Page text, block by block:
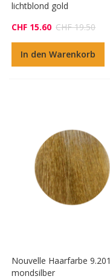
lichtblond gold
CHF 15.60 CHF 19.50
In den Warenkorb
Nouvelle Haarfarbe 9.201
mondsilber